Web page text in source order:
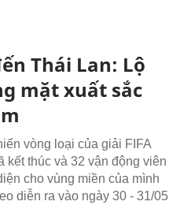
Thái Lan: Lộ
mặt xuất sắc
vòng loại của giải FIFA
kết thúc và 32 vận động viên
cho vùng miền của mình
diễn ra vào ngày 30 - 31/05